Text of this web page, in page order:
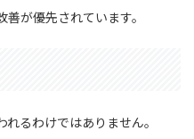
が優先されています。
るわけではありません。